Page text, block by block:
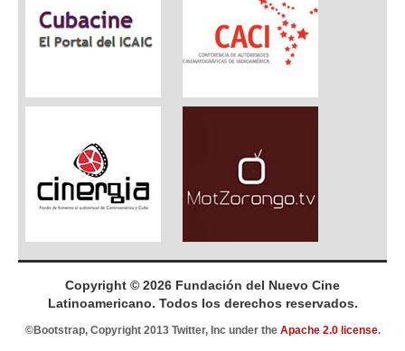
Copyright © 2026 Fundación del Nuevo Cine
Latinoamericano. Todos los derechos reservados.
©Bootstrap, Copyright 2013 Twitter, Inc under the Apache 2.0 license.